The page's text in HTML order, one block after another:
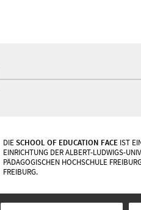
DIE SCHOOL OF EDUCATION FACE IST
EINRICHTUNG DER ALBERT-LUDWIGS-
PÄDAGOGISCHEN HOCHSCHULE
FREIBURG.